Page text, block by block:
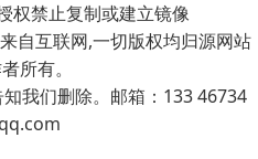
权禁止复制或建立镜像
自互联网,一切版权均归源网站
所有。
我们删除。邮箱：133 46734